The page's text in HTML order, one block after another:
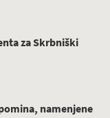
za Skrbniški
namenjene